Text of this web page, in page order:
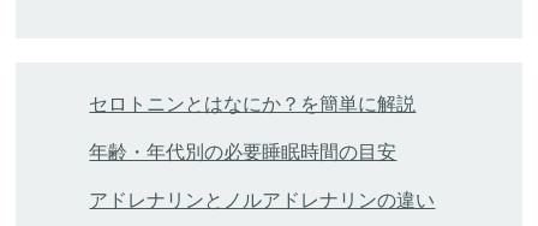
セロトニンとはなにか？を簡単に解説
年齢・年代別の必要睡眠時間の目安
アドレナリンとノルアドレナリンの違い